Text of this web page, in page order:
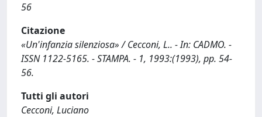
56
Citazione
«Un'infanzia silenziosa» / Cecconi, L.. - In: CADMO. -
ISSN 1122-5165. - STAMPA. - 1, 1993:(1993), pp. 54-
56.
Tutti gli autori
Cecconi, Luciano